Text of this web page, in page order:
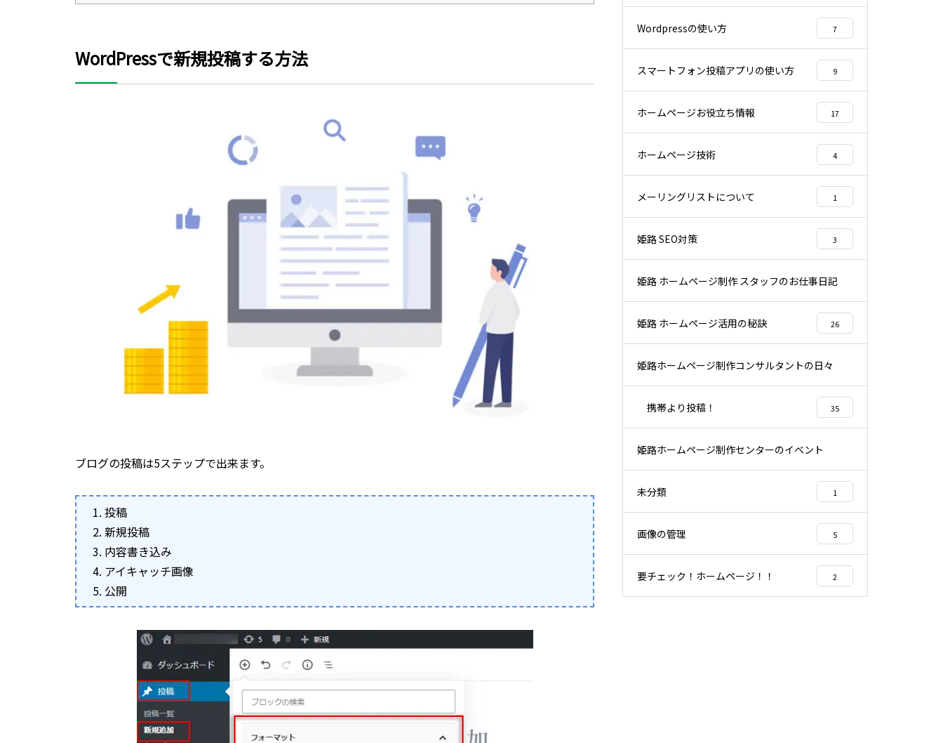
WordPressで新規投稿する方法
ブログの投稿は5ステップで出来ます。
投稿
新規投稿
内容書き込み
アイキャッチ画像
公開
Wordpressの使い方 7
スマートフォン投稿アプリの使い方 9
ホームページお役立ち情報 17
ホームページ技術 4
メーリングリストについて 1
姫路 SEO対策 3
姫路 ホームページ制作 スタッフのお仕事日記
姫路 ホームページ活用の秘訣 26
姫路ホームページ制作コンサルタントの日々
携帯より投稿！ 35
姫路ホームページ制作センターのイベント
未分類 1
画像の管理 5
要チェック！ホームページ！！ 2